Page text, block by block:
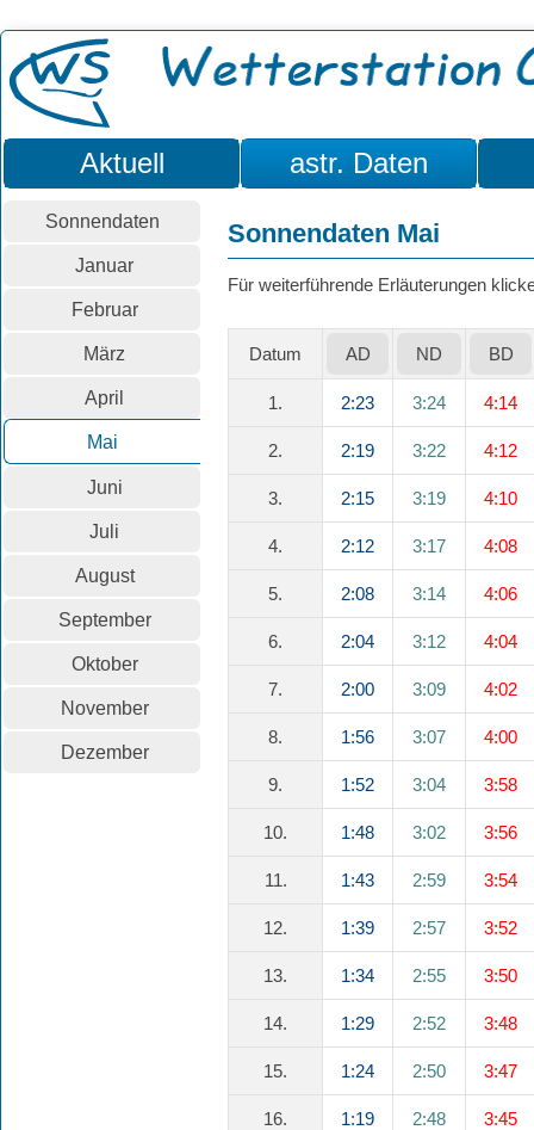
Aktuell astr. Daten
Sonnendaten
Januar
Februar
März
April
Mai
Juni
Juli
August
September
Oktober
November
Dezember
Sonnendaten Mai
Für weiterführende Erläuterungen
Datum AD ND BD
1. 2:23 3:24 4:14
2. 2:19 3:22 4:12
3. 2:15 3:19 4:10
4. 2:12 3:17 4:08
5. 2:08 3:14 4:06
6. 2:04 3:12 4:04
7. 2:00 3:09 4:02
8. 1:56 3:07 4:00
9. 1:52 3:04 3:58
10. 1:48 3:02 3:56
11. 1:43 2:59 3:54
12. 1:39 2:57 3:52
13. 1:34 2:55 3:50
14. 1:29 2:52 3:48
15. 1:24 2:50 3:47
16. 1:19 2:48 3:45